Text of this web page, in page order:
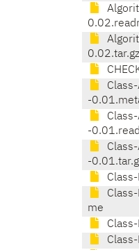
0.02.tar.gz
-
-
-
me